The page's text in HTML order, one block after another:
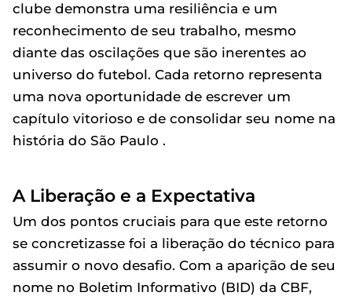
clube demonstra uma resiliência e um
reconhecimento de seu trabalho, mesmo
diante das oscilações que são inerentes ao
universo do futebol. Cada retorno representa
uma nova oportunidade de escrever um
capítulo vitorioso e de consolidar seu nome na
história do São Paulo .
A Liberação e a Expectativa
Um dos pontos cruciais para que este retorno
se concretizasse foi a liberação do técnico para
assumir o novo desafio. Com a aparição de seu
nome no Boletim Informativo (BID) da CBF,